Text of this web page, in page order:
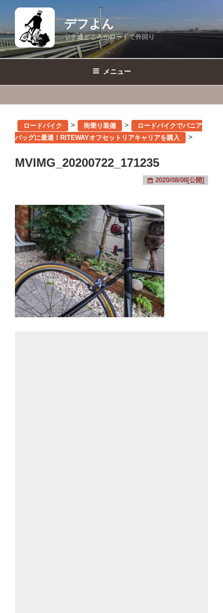
テ
ン
ツ
デフよん
ジテ通どころかロードで外回り
メニュー
ロードバイク > 街乗り装備 >
ロードバイクでパニア
バッグに最適！RITEWAYオフセットリアキャリアを購入
>
MVIMG_20200722_171235
2020/08/08[公開]